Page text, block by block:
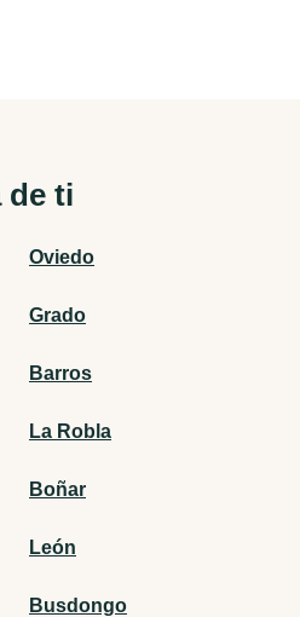
de ti
Oviedo
Grado
Barros
La Robla
Boñar
León
Busdongo